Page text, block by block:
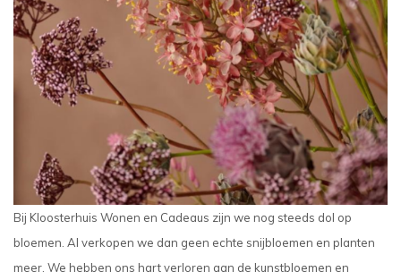
Bij Kloosterhuis Wonen en Cadeaus zijn we nog steeds dol op
bloemen. Al verkopen we dan geen echte snijbloemen en planten
meer. We hebben ons hart verloren aan de kunstbloemen en